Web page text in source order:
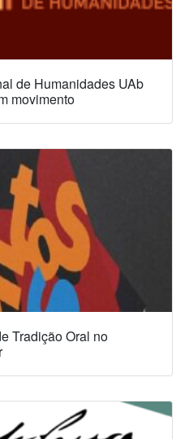
de Humanidades UAb
movimento
Tradição Oral no